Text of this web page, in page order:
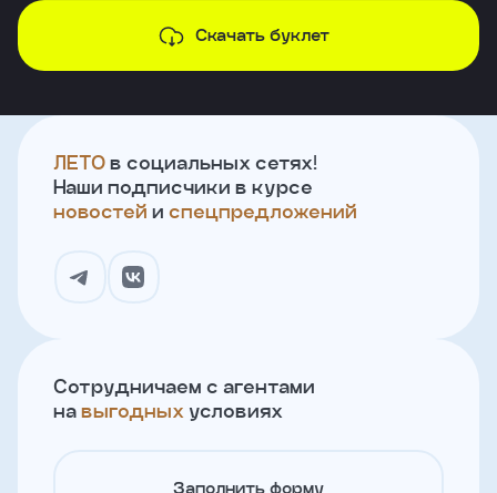
Скачать буклет
ЛЕТО в социальных сетях!
Наши подписчики в курсе
новостей и спецпредложений
Сотрудничаем с агентами
на выгодных условиях
Заполнить форму